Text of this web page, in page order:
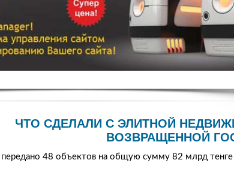
ЧТО СДЕЛАЛИ С ЭЛИТНОЙ
ВОЗВРАЩЕННОЙ
48 объектов на общую сумму 82 млрд тенге